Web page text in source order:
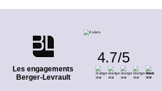
Les engagements
Berger-Levrault
4.7/5